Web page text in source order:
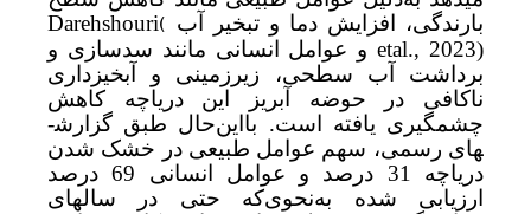
بارندگی، افزایش دما و تبخیر آب (
Darehshouri
etal., 2023)و عوامل انسانی مانند سدسازی و
برداشت آب سطحی، زیرزمینی و آبخیزداری
ناکافی در حوضه آبریز این دریاچه کاهش
چشمگیری یافته است. بااین‌حال طبق گزارش­
های رسمی، سهم عوامل طبیعی در خشک شدن
دریاچه 31 درصد و عوامل انسانی 69 درصد
ارزیابی شده به‌نحوی‌که حتی در سال­های